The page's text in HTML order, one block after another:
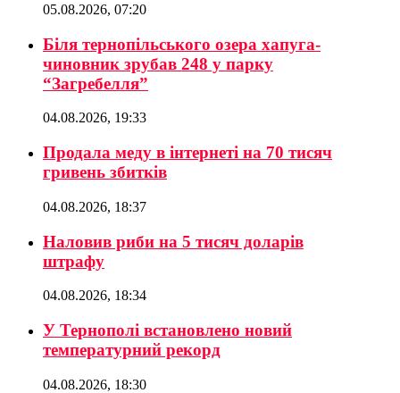
05.08.2026, 07:20
Біля тернопільського озера хапуга-
чиновник зрубав 248 у парку
“Загребелля”
04.08.2026, 19:33
Продала меду в інтернеті на 70 тисяч
гривень збитків
04.08.2026, 18:37
Наловив риби на 5 тисяч доларів
штрафу
04.08.2026, 18:34
У Тернополі встановлено новий
температурний рекорд
04.08.2026, 18:30